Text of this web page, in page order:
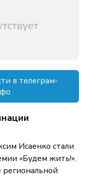
в телеграм-
Исаенко стали
«Будем жить!».